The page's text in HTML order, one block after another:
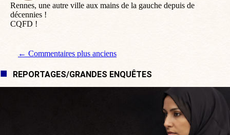
Rennes, une autre ville aux mains de la gauche depuis de
décennies !
CQFD !
Navigation de commentaire
← Commentaires plus anciens
REPORTAGES/GRANDES ENQUÊTES